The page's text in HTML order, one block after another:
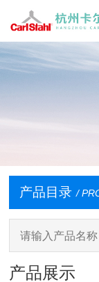
产品目录 /
产品展示